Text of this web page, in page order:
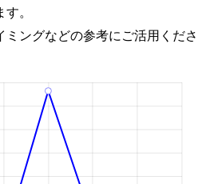
。
ングなどの参考にご活用くださ